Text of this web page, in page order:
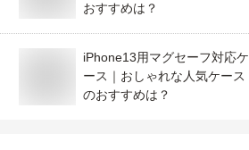
おすすめは？
iPhone13用マグセーフ対応ケ
ース｜おしゃれな人気ケース
のおすすめは？